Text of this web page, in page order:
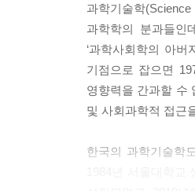
는 1986년에 발생
사이의 갈등을 분석
--- p.260
학문 개념으로서 의
영역에서 다루어지
과학기술학
과학학의 분과들
‘과학사회학의 아
기점으로 잡으면
영향력을 간과할 수
및 사회과학적 접근
한국의 과학기술학